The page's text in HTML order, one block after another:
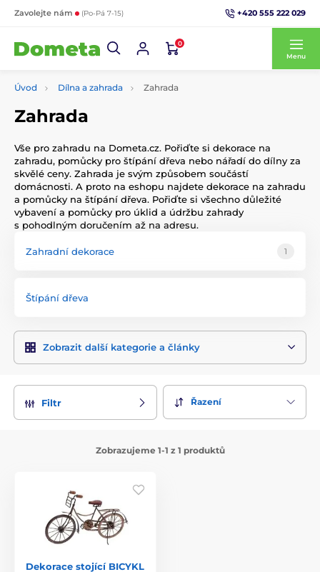
Zavolejte nám (Po-Pá 7-15) +420 555 222 029
0
Menu
Úvod Dílna a zahrada Zahrada
Zahrada
Vše pro zahradu na Dometa.cz. Pořiďte si dekorace na
zahradu, pomůcky pro štípání dřeva nebo nářadí do dílny za
skvělé ceny. Zahrada je svým způsobem součástí
domácnosti. A proto na eshopu najdete dekorace na zahradu
a pomůcky na štípání dřeva. Pořiďte si všechno důležité
vybavení a pomůcky pro úklid a údržbu zahrady
s pohodlným doručením až na adresu.
Zahradní dekorace 1
Štípání dřeva
Zobrazit další kategorie a články
Filtr Řazení
Zobrazujeme 1-1 z 1 produktů
Dekorace stojící BICYKL